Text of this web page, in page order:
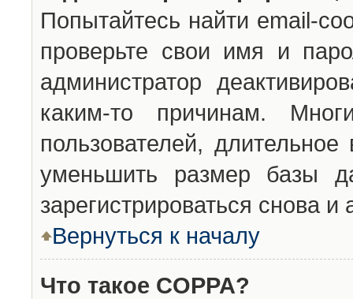
Попытайтесь найти email-
проверьте свои имя и
администратор
каким-то причинам.
пользователей,
уменьшить размер базы
зарегистрироваться снова и
Вернуться к началу
Что такое COPPA?